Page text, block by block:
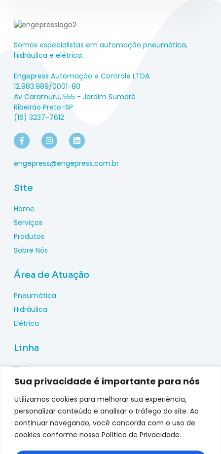
Sua privacidade é importante para nós
Utilizamos cookies para melhorar sua experiência,
personalizar conteúdo e analisar o tráfego do site. Ao
continuar navegando, você concorda com o uso de
cookies conforme nossa Política de Privacidade.
Somos especialistas em automação pneumática,
hidráulica e elétrica.
Engepress Automação e Controle LTDA
12.983.989/0001-80
Av Caramuru, 555 - Jardim Sumaré
Ribeirão Preto-SP
(16) 3237-7612
engepress@engepress.com.br
Site
Home
Serviços
Produtos
Sobre Nós
Área de Atuação
Pneumática
Hidráulica
Elétrica
Linha
Hydac
Wika
Pepperl Fuchs
Metal Work
Metalplan
Top Fusion
Genebre